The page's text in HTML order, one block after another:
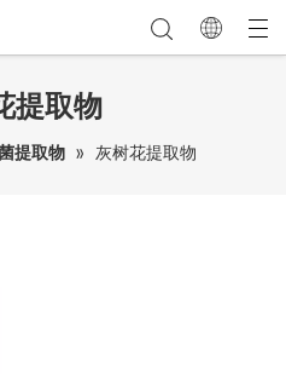
提取物
提取物 » 灰树花提取物